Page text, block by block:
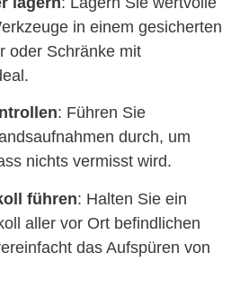
in einem gesicherten
oder Schränke mit
: Führen Sie
durch, um
nichts vermisst wird.
führen: Halten Sie ein
aller vor Ort befindlichen
das Aufspüren von